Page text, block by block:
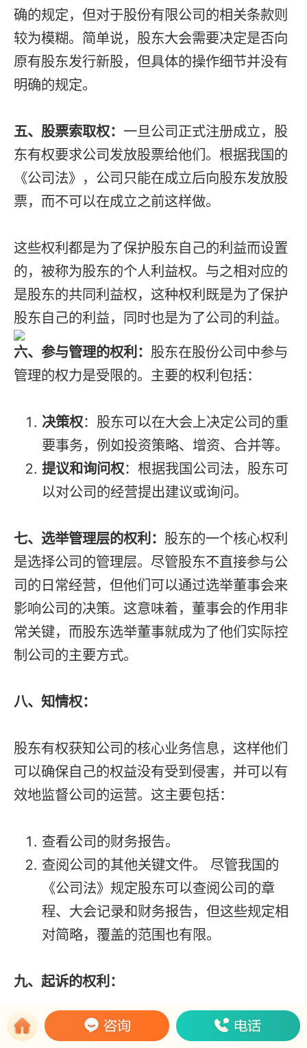
确的规定，但对于股份有限公司的相关条款则
较为模糊。简单说，股东大会需要决定是否向
原有股东发行新股，但具体的操作细节并没有
明确的规定。
五、股票索取权： 一旦公司正式注册成立，股
东有权要求公司发放股票给他们。根据我国的
《公司法》，公司只能在成立后向股东发放股
票，而不可以在成立之前这样做。
这些权利都是为了保护股东自己的利益而设置
的，被称为股东的个人利益权。与之相对应的
是股东的共同利益权，这种权利既是为了保护
股东自己的利益，同时也是为了公司的利益。
六、参与管理的权利： 股东在股份公司中参与
管理的权力是受限的。主要的权利包括：
决策权：股东可以在大会上决定公司的重
要事务，例如投资策略、增资、合并等。
提议和询问权：根据我国公司法，股东可
以对公司的经营提出建议或询问。
七、选举管理层的权利： 股东的一个核心权利
是选择公司的管理层。尽管股东不直接参与公
司的日常经营，但他们可以通过选举董事会来
影响公司的决策。这意味着，董事会的作用非
常关键，而股东选举董事就成为了他们实际控
制公司的主要方式。
八、知情权：
股东有权获知公司的核心业务信息，这样他们
可以确保自己的权益没有受到侵害，并可以有
效地监督公司的运营。这主要包括：
查看公司的财务报告。
查阅公司的其他关键文件。 尽管我国的
《公司法》规定股东可以查阅公司的章
程、大会记录和财务报告，但这些规定相
对简略，覆盖的范围也有限。
九、起诉的权利：
如果股东认为自己的权益受到侵犯，他们可以